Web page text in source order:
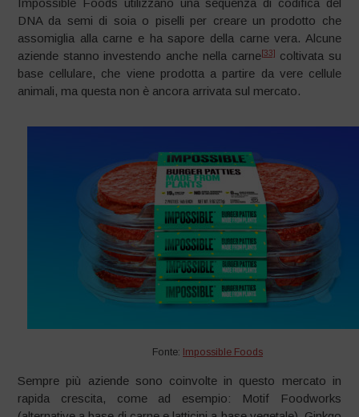
Impossible Foods utilizzano una sequenza di codifica del
DNA da semi di soia o piselli per creare un prodotto che
assomiglia alla carne e ha sapore della carne vera. Alcune
aziende stanno investendo anche nella carne [33]
coltivata su
base cellulare, che viene prodotta a partire da vere cellule
animali, ma questa non è ancora arrivata sul mercato.
Fonte: Impossible Foods
Sempre più aziende sono coinvolte in questo mercato in
rapida crescita, come ad esempio: Motif Foodworks